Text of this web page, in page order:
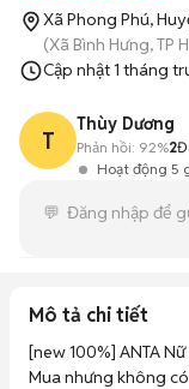
Xã Phong Phú,
(Xã Bình Hưng, TP
Cập nhật1 tháng
T
Thùy Dương
Hoạt động 5
Phản hồi: 92%2
Mô tả chi tiết
[new 100%] ANTA Nữ
Mua nhưng không